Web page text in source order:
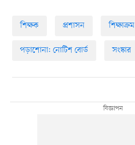
শিক্ষক প্রশাসন শিক্ষাক্রম
পড়াশোনা: নোটিশ বোর্ড সংস্কার